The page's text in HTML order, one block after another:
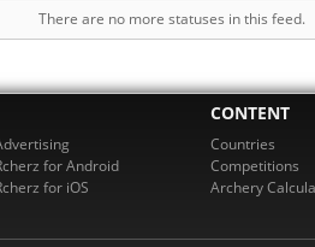
There are no more statuses in this feed.
for Android
for iOS
CONTENT
Countries
Competitions
Archery